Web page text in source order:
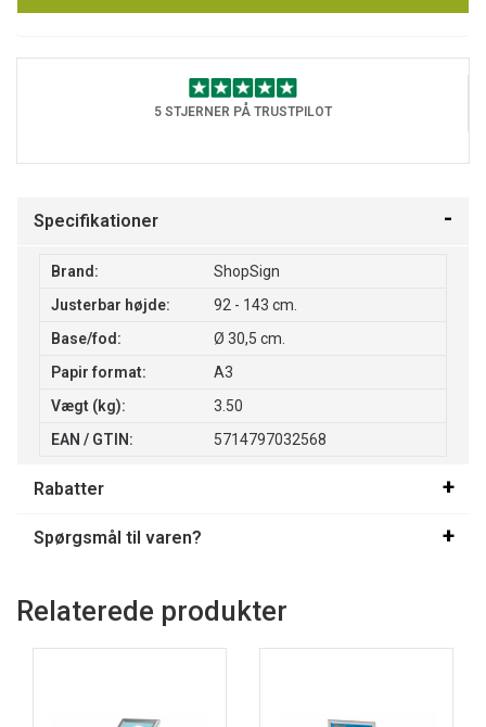
5 STJERNER PÅ TRUSTPILOT
Specifikationer
Brand:
ShopSign
Justerbar højde:
92 - 143 cm.
Base/fod:
Ø 30,5 cm.
Papir format:
A3
Vægt (kg):
3.50
EAN / GTIN:
5714797032568
Rabatter
Spørgsmål til varen?
Relaterede produkter